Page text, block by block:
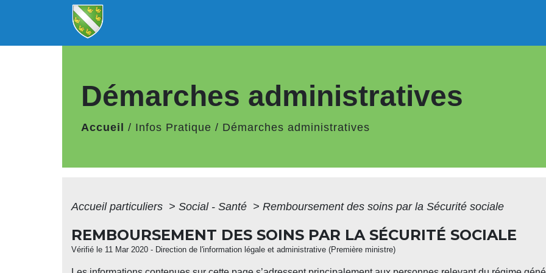
Démarches administratives
Accueil / Infos Pratique / Démarches administratives
Accueil particuliers > Social - Santé > Remboursement des soins par la Sécurité sociale
REMBOURSEMENT DES SOINS PAR LA SÉCURITÉ SOCIALE
Vérifié le 11 Mar 2020 - Direction de l'information légale et administrative (Première ministre)